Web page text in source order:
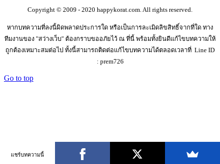
Copyright © 2009 - 2020 happykorat.com. All rights reserved.
หากบทความที่ลงนี้ผิดพลาดประการใด หรือเป็นการละเมิดลิขสิทธิ์จากที่ใด ทาง
ทีมงานของ "สว่างเว็บ" ต้องกราบขออภัยไว้ ณ ที่นี้ พร้อมทั้งยินดีแก้ไขบทความให้
ถูกต้องเหมาะสมต่อไป ทั้งนี้สามารถติดต่อแก้ไขบทความได้ตลอดเวลาที่ Line ID
: prem726
Go to top
แชร์บทความนี้